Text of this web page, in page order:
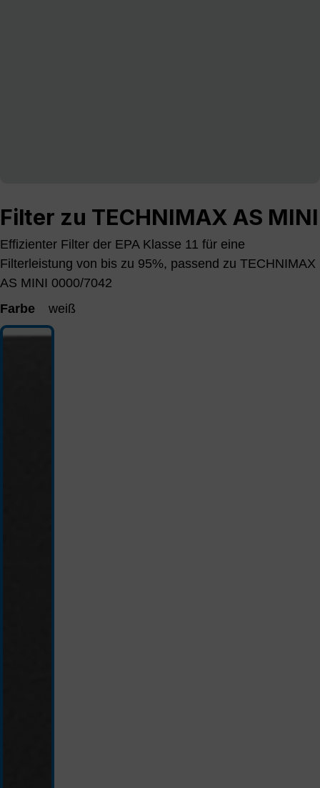
Filter zu TECHNIMAX AS MINI
Effizienter Filter der EPA Klasse 11 für eine
Filterleistung von bis zu 95%, passend zu TECHNIMAX
AS MINI 0000/7042
Farbe
weiß